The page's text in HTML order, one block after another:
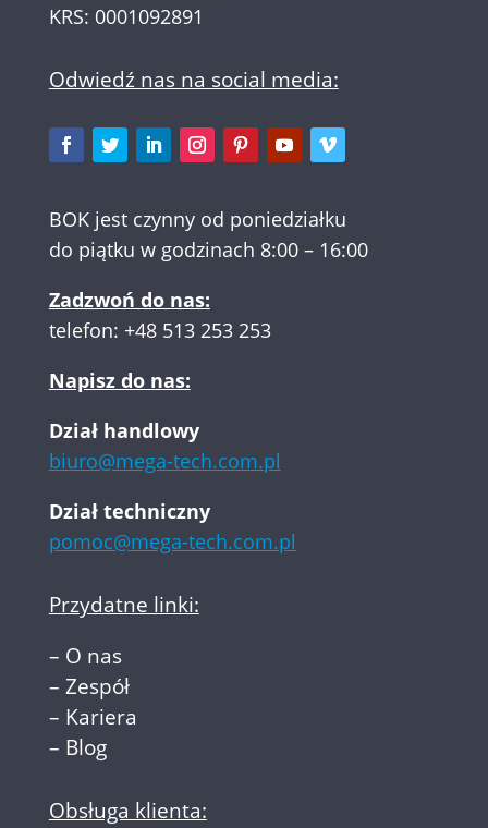
KRS: 0001092891
Odwiedź nas na social media:
BOK jest czynny od poniedziałku
do piątku w godzinach 8:00 – 16:00
Zadzwoń do nas:
telefon: +48 513 253 253
Napisz do nas:
Dział handlowy
biuro@mega-tech.com.pl
Dział techniczny
pomoc@mega-tech.com.pl
Przydatne linki:
– O nas
– Zespół
– Kariera
– Blog
Obsługa klienta: